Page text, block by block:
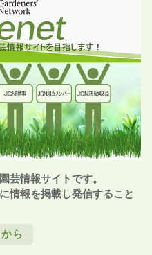
情報サイトです。
情報を掲載し発信すること
ら